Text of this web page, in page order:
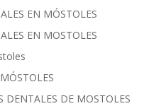
EN MÓSTOLES
EN MOSTOLES
DENTALES DE MOSTOLES